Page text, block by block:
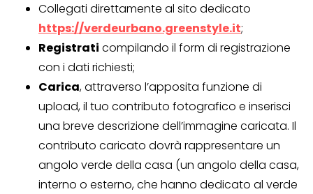
Collegati direttamente al sito dedicato
https://verdeurbano.greenstyle.it;
Registrati compilando il form di registrazione
con i dati richiesti;
Carica, attraverso l’apposita funzione di
upload, il tuo contributo fotografico e inserisci
una breve descrizione dell’immagine caricata. Il
contributo caricato dovrà rappresentare un
angolo verde della casa (un angolo della casa,
interno o esterno, che hanno dedicato al verde